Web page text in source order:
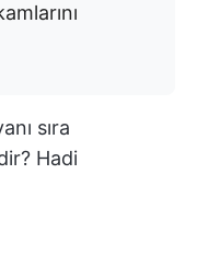
sıra
Hadi